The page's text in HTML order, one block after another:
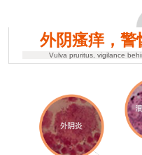
外阴瘙痒，警
Vulva pruritus, vigilance